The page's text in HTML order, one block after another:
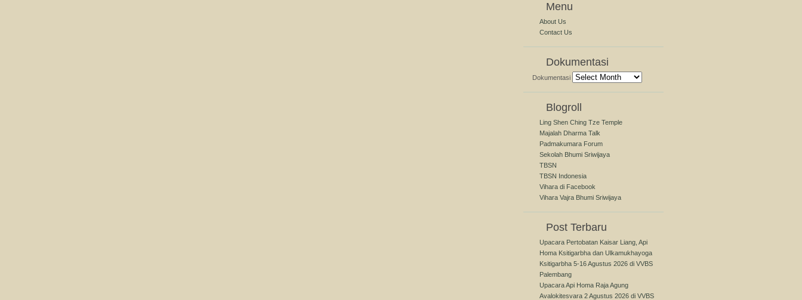
Menu
About Us
Contact Us
Dokumentasi
Dokumentasi
Blogroll
Ling Shen Ching Tze Temple
Majalah Dharma Talk
Padmakumara Forum
Sekolah Bhumi Sriwijaya
TBSN
TBSN Indonesia
Vihara di Facebook
Vihara Vajra Bhumi Sriwijaya
Post Terbaru
Upacara Pertobatan Kaisar Liang, Api
Homa Ksitigarbha dan Ulkamukhayoga
Ksitigarbha 5-16 Agustus 2026 di VVBS
Palembang
Upacara Api Homa Raja Agung
Avalokitesvara 2 Agustus 2026 di VVBS